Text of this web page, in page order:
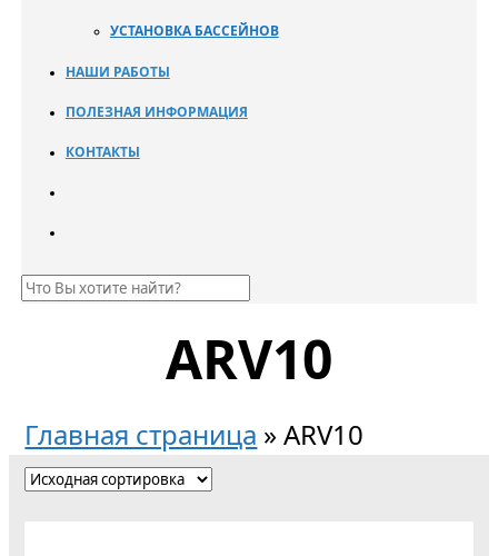
УСТАНОВКА БАССЕЙНОВ
НАШИ РАБОТЫ
ПОЛЕЗНАЯ ИНФОРМАЦИЯ
КОНТАКТЫ
ARV10
Главная страница »ARV10